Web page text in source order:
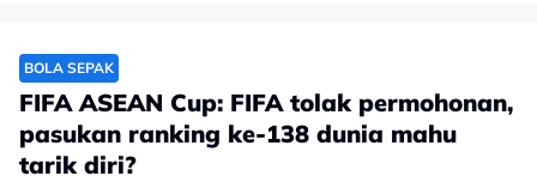
🇵🇭🔥@ASTROARENA
pic.twitter.com/IX8p4LjGLc
— Zulhelmi Zainal Azam
(@zulhelmizainal1)
BOLA SEPAK
FIFA ASEAN Cup: FIFA tolak permohonan,
pasukan ranking ke-138 dunia mahu
tarik diri?